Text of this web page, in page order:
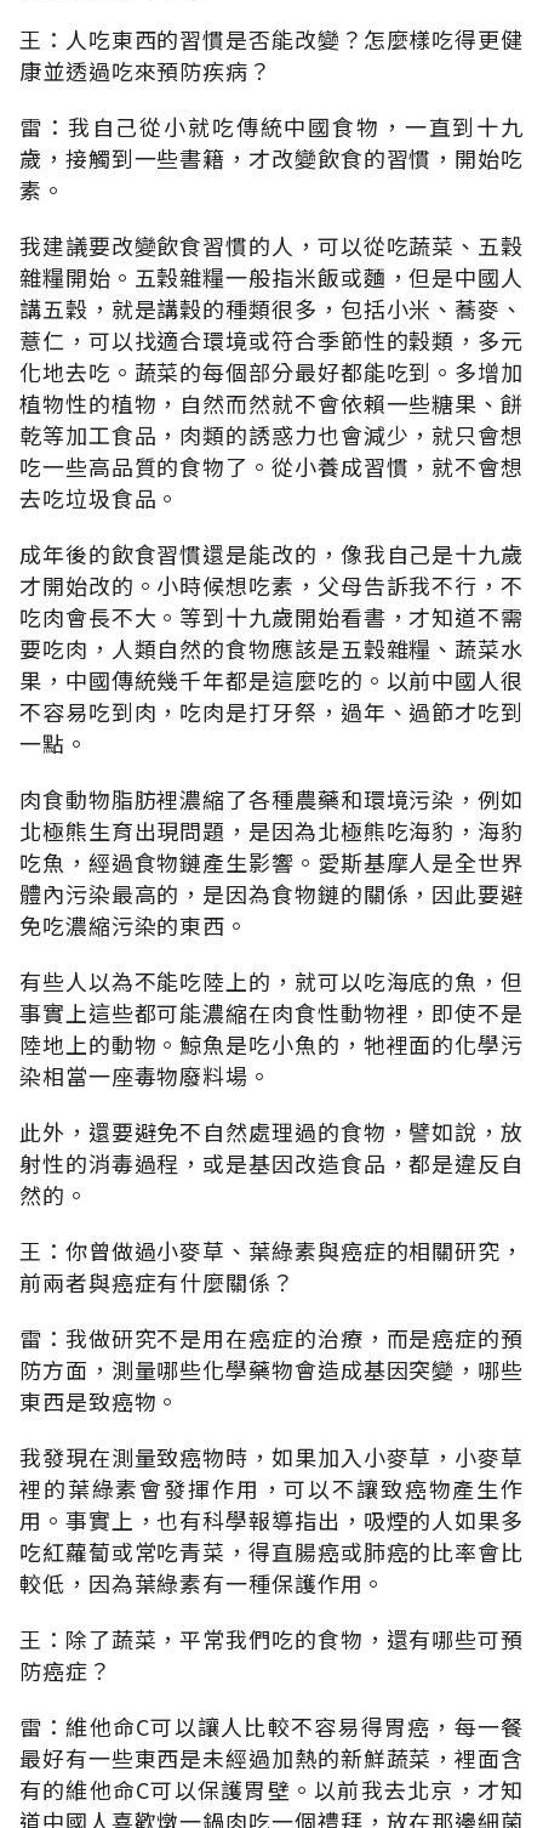
王：人吃東西的習慣是否能改變？怎麼樣吃得更健
康並透過吃來預防疾病？
雷：我自己從小就吃傳統中國食物，一直到十九
歲，接觸到一些書籍，才改變飲食的習慣，開始吃
素。
我建議要改變飲食習慣的人，可以從吃蔬菜、五穀
雜糧開始。五穀雜糧一般指米飯或麵，但是中國人
講五穀，就是講穀的種類很多，包括小米、蕎麥、
薏仁，可以找適合環境或符合季節性的穀類，多元
化地去吃。蔬菜的每個部分最好都能吃到。多增加
植物性的植物，自然而然就不會依賴一些糖果、餅
乾等加工食品，肉類的誘惑力也會減少，就只會想
吃一些高品質的食物了。從小養成習慣，就不會想
去吃垃圾食品。
成年後的飲食習慣還是能改的，像我自己是十九歲
才開始改的。小時候想吃素，父母告訴我不行，不
吃肉會長不大。等到十九歲開始看書，才知道不需
要吃肉，人類自然的食物應該是五穀雜糧、蔬菜水
果，中國傳統幾千年都是這麼吃的。以前中國人很
不容易吃到肉，吃肉是打牙祭，過年、過節才吃到
一點。
肉食動物脂肪裡濃縮了各種農藥和環境污染，例如
北極熊生育出現問題，是因為北極熊吃海豹，海豹
吃魚，經過食物鏈產生影響。愛斯基摩人是全世界
體內污染最高的，是因為食物鏈的關係，因此要避
免吃濃縮污染的東西。
有些人以為不能吃陸上的，就可以吃海底的魚，但
事實上這些都可能濃縮在肉食性動物裡，即使不是
陸地上的動物。鯨魚是吃小魚的，牠裡面的化學污
染相當一座毒物廢料場。
此外，還要避免不自然處理過的食物，譬如說，放
射性的消毒過程，或是基因改造食品，都是違反自
然的。
王：你曾做過小麥草、葉綠素與癌症的相關研究，
前兩者與癌症有什麼關係？
雷：我做研究不是用在癌症的治療，而是癌症的預
防方面，測量哪些化學藥物會造成基因突變，哪些
東西是致癌物。
我發現在測量致癌物時，如果加入小麥草，小麥草
裡的葉綠素會發揮作用，可以不讓致癌物產生作
用。事實上，也有科學報導指出，吸煙的人如果多
吃紅蘿蔔或常吃青菜，得直腸癌或肺癌的比率會比
較低，因為葉綠素有一種保護作用。
王：除了蔬菜，平常我們吃的食物，還有哪些可預
防癌症？
雷：維他命C可以讓人比較不容易得胃癌，每一餐
最好有一些東西是未經過加熱的新鮮蔬菜，裡面含
有的維他命C可以保護胃壁。以前我去北京，才知
道中國人喜歡燉一鍋肉吃一個禮拜，放在那邊細菌